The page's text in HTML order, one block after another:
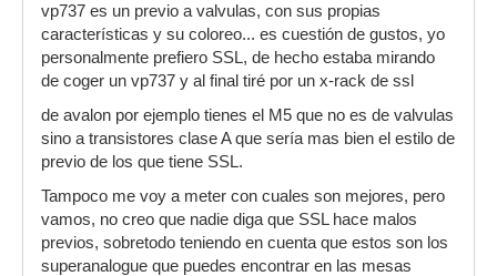
vp737 es un previo a valvulas, con sus propias
características y su coloreo... es cuestión de gustos, yo
personalmente prefiero SSL, de hecho estaba mirando
de coger un vp737 y al final tiré por un x-rack de ssl
de avalon por ejemplo tienes el M5 que no es de valvulas
sino a transistores clase A que sería mas bien el estilo de
previo de los que tiene SSL.
Tampoco me voy a meter con cuales son mejores, pero
vamos, no creo que nadie diga que SSL hace malos
previos, sobretodo teniendo en cuenta que estos son los
superanalogue que puedes encontrar en las mesas